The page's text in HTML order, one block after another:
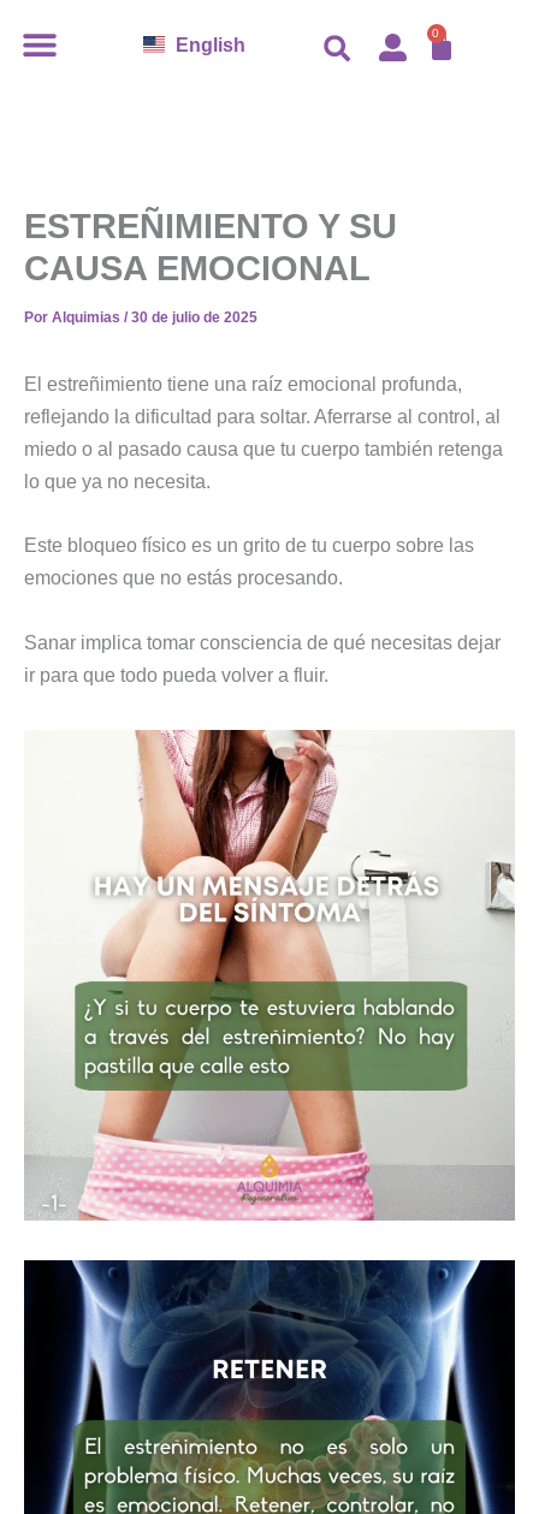
English 0
ESTREÑIMIENTO Y SU
CAUSA EMOCIONAL
Por Alquimias / 30 de julio de 2025
El estreñimiento tiene una raíz emocional profunda,
reflejando la dificultad para soltar. Aferrarse al control, al
miedo o al pasado causa que tu cuerpo también retenga
lo que ya no necesita.
Este bloqueo físico es un grito de tu cuerpo sobre las
emociones que no estás procesando.
Sanar implica tomar consciencia de qué necesitas dejar
ir para que todo pueda volver a fluir.